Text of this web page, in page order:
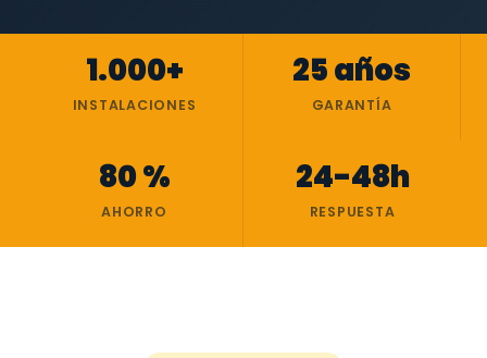
1.000+
INSTALACIONES
25 años
GARANTÍA
80 %
AHORRO
24-48h
RESPUESTA